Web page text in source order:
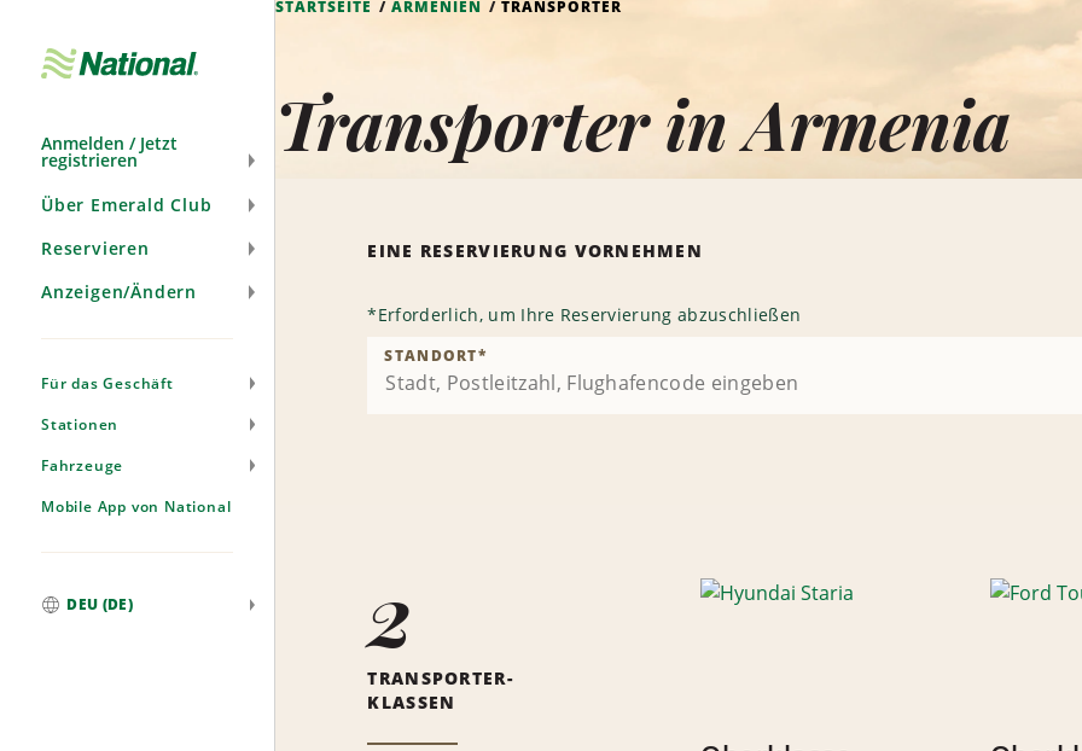
Anmelden / Jetzt
registrieren
Über Emerald Club
Reservieren
Anzeigen/Ändern
Für das Geschäft
Stationen
Fahrzeuge
Mobile App von National
DEU (DE)
STARTSEITE ARMENIEN TRANSPORTER
Transporter in Armenia
EINE RESERVIERUNG VORNEHMEN
*Erforderlich, um Ihre Reservierung abzuschließen
STANDORT*
2
TRANSPORTER-
KLASSEN